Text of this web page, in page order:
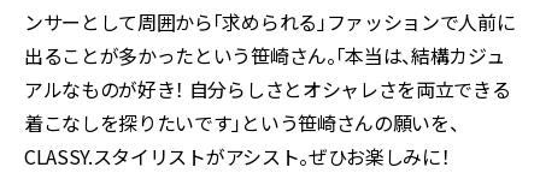
ンサーとして周囲から「求められる」ファッションで人前に
出ることが多かったという笹崎さん。「本当は、結構カジュ
アルなものが好き！ 自分らしさとオシャレさを両立できる
着こなしを探りたいです」という笹崎さんの願いを、
CLASSY.スタイリストがアシスト。ぜひお楽しみに！